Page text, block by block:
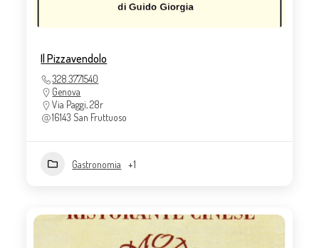
Il Pizzavendolo
328.3771540
Genova
Via Paggi, 28r
16143 San Fruttuoso
Gastronomia +1